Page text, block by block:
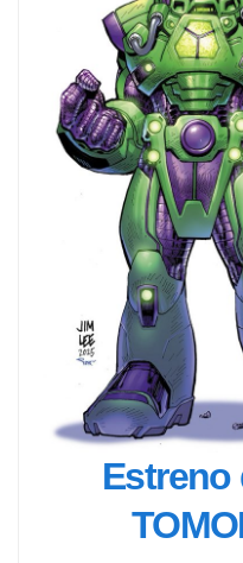
Estreno